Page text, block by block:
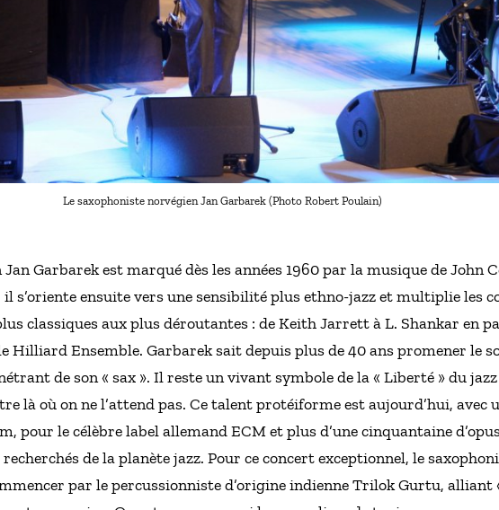
Le saxophoniste norvégien Jan Garbarek (Photo Robert Poulain)
Garbarek est marqué dès les années 1960 par la musique de John
il s’oriente ensuite vers une sensibilité plus ethno-jazz et multiplie les
classiques aux plus déroutantes : de Keith Jarrett à L. Shankar en
Hilliard Ensemble. Garbarek sait depuis plus de 40 ans promener le
de son « sax ». Il reste un vivant symbole de la « Liberté » du
là où on ne l’attend pas. Ce talent protéiforme est aujourd’hui, avec
pour le célèbre label allemand ECM et plus d’une cinquantaine
de la planète jazz. Pour ce concert exceptionnel, le
par le percussionniste d’origine indienne Trilok Gurtu, alliant